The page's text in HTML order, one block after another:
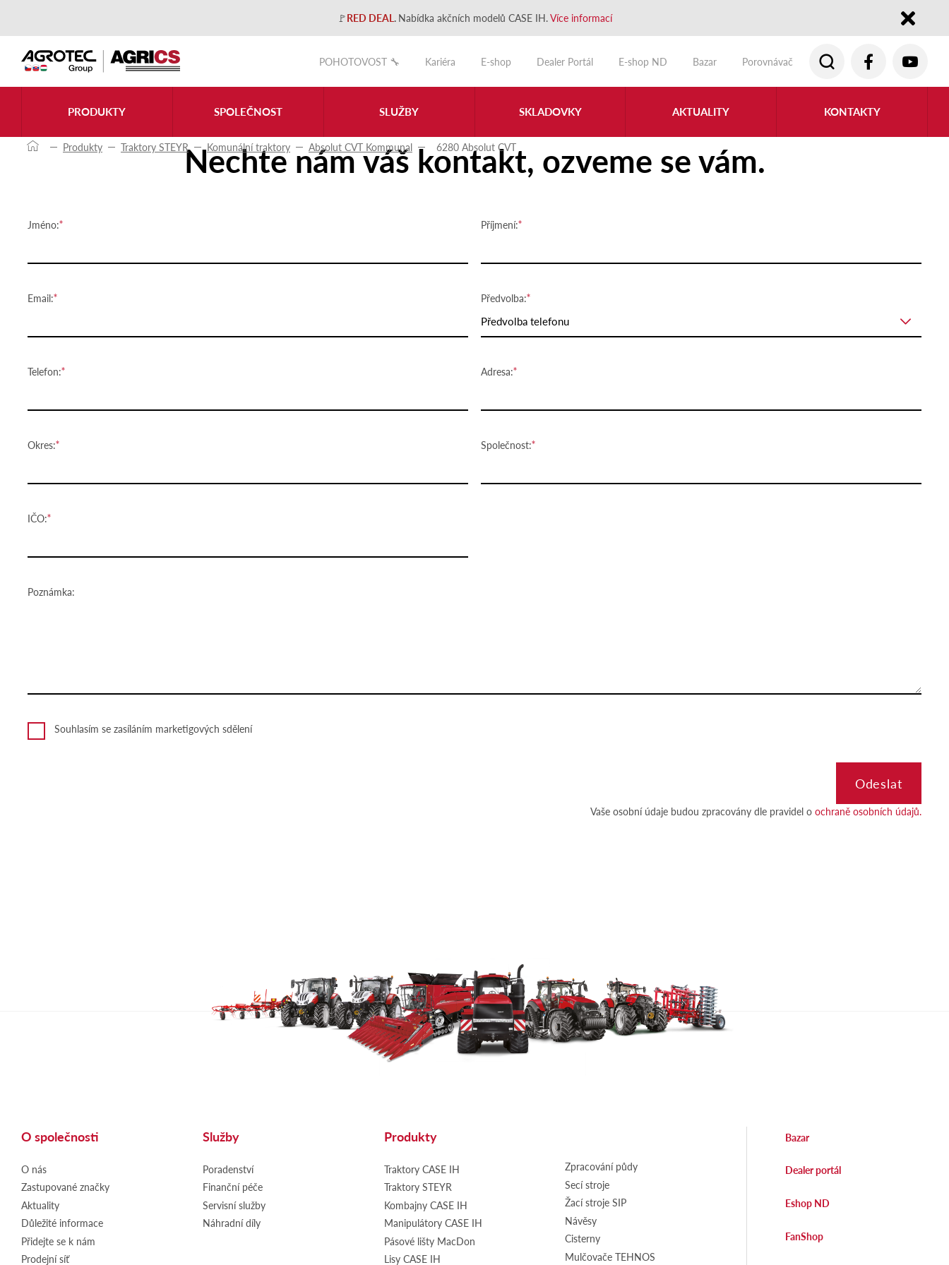
🚩RED DEAL. Nabídka akčních modelů CASE IH.Více informací
POHOTOVOST 🔧
Kariéra E-shop Dealer Portál E-shop ND Bazar Porovnávač
PRODUKTY SPOLEČNOST SLUŽBY SKLADOVKY AKTUALITY KONTAKTY
Produkty Traktory STEYR Komunální traktory Absolut CVT Kommunal 6280 Absolut CVT
Kontaktujte nás
Nechte nám váš kontakt, ozveme se vám.
Jméno: Příjmení:
Email: Předvolba:
Předvolba telefonu
Telefon: Adresa:
Okres: Společnost:
IČO:
Poznámka:
Souhlasím se zasíláním marketigových sdělení
Vaše osobní údaje budou zpracovány dle pravidel o ochraně osobních údajů.
O společnosti
O nás
Zastupované značky
Aktuality
Důležité informace
Přidejte se k nám
Prodejní síť
Služby
Poradenství
Finanční péče
Servisní služby
Náhradní díly
Produkty
Traktory CASE IH
Traktory STEYR
Kombajny CASE IH
Manipulátory CASE IH
Pásové lišty MacDon
Lisy CASE IH
Zpracování půdy
Secí stroje
Žací stroje SIP
Návěsy
Cisterny
Mulčovače TEHNOS
Bazar
Dealer portál
Eshop ND
FanShop